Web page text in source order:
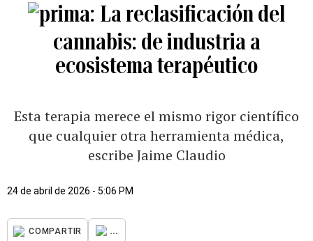
La reclasificación del
cannabis: de industria a
ecosistema terapéutico
Esta terapia merece el mismo rigor científico
que cualquier otra herramienta médica,
escribe Jaime Claudio
24 de abril de 2026 - 5:06 PM
COMPARTIR ...